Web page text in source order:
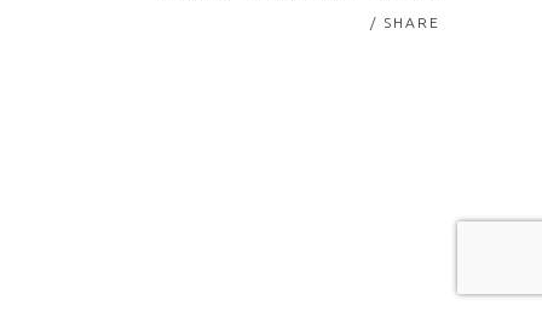
SHARE